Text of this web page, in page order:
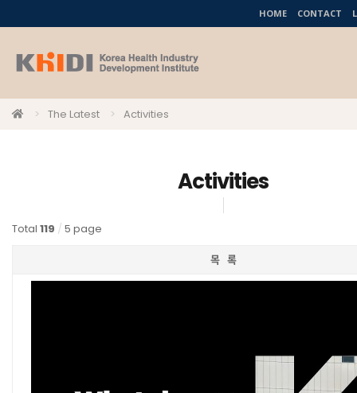
HOME CONTACT
The Latest Activities
Activities
Total 119 / 5 page
목 록